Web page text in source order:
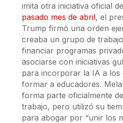
imita otra iniciativa oficial
pasado mes de abril, el
Trump firmó una orden
creaba un grupo de
financiar programas
asociarse con iniciativas
para incorporar la IA a
formar a educadores.
forma parte oficialmente
trabajo, pero utilizó su
para abogar por “unir los